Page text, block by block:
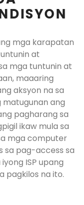
mga karapatan
at
mga tuntunin at
maaaring
aksyon na sa
matugunan ang
pagharang sa
ikaw mula sa
mga computer
sa pag-access sa
ISP upang
pagkilos na ito.